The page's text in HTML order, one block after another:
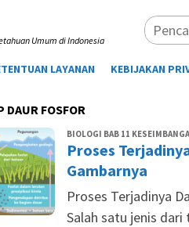
Umum di Indonesia
LAYANAN KEBIJAKAN
DAUR FOSFOR
BIOLOGI BAB 11
Proses
Gambarnya
Proses Terjadinya
Salah satu jenis